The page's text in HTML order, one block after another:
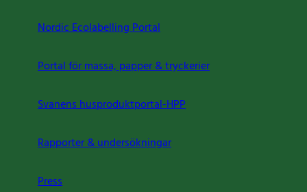
Nordic Ecolabelling Portal
Portal för massa, papper & tryckerier
Svanens husproduktportal-HPP
Rapporter & undersökningar
Press